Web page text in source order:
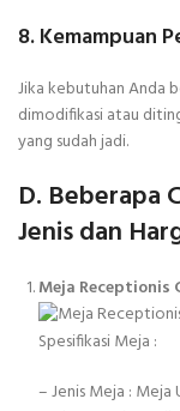
8. Kemampuan
Jika kebutuhan Anda
dimodifikasi atau
yang sudah jadi.
D. Beberapa
Jenis dan
Meja Receptionis
Spesifikasi Meja :
– Jenis Meja :